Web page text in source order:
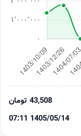
43,508 تومان
1405/05/14 07:11